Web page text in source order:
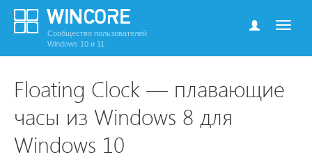
Сообщество пользователей
Windows 10 и 11
Floating Clock — плавающие
часы из Windows 8 для
Windows 10